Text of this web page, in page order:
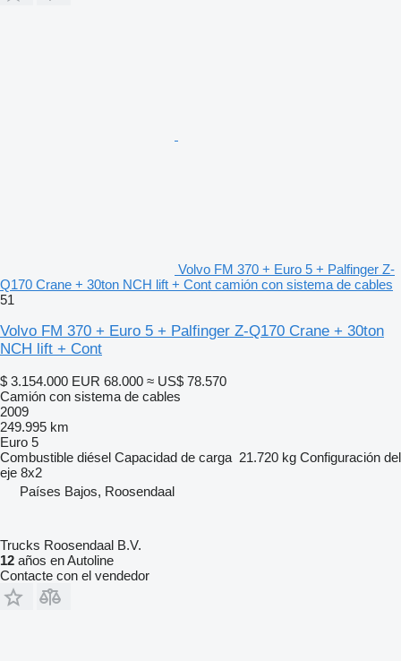
Volvo FM 370 + Euro 5 + Palfinger Z-
Q170 Crane + 30ton NCH lift + Cont camión con sistema de cables
51
Volvo FM 370 + Euro 5 + Palfinger Z-Q170 Crane + 30ton
NCH lift + Cont
$ 3.154.000 EUR 68.000 ≈ US$ 78.570
Camión con sistema de cables
2009
249.995 km
Euro 5
Combustible diésel Capacidad de carga 21.720 kg Configuración del
eje 8x2
Países Bajos, Roosendaal
Trucks Roosendaal B.V.
12 años en Autoline
Contacte con el vendedor